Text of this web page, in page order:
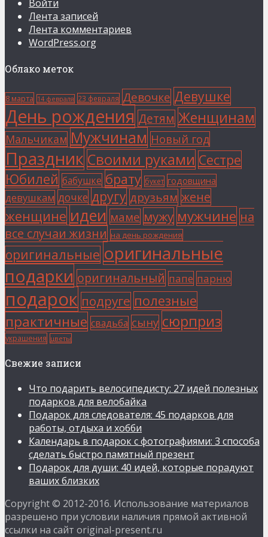
Войти
Лента записей
Лента комментариев
WordPress.org
Облако меток
8 марта 14 февраля 23 февраля Девочке Девушке
День рождения Детям Женщинам
Мальчикам Мужчинам Новый год
Праздник Своими руками Сестре
Юбилей бабушке брату букет годовщина
девушкам дочке другу друзьям жене
женщине идеи маме мужу мужчине на
все случаи жизни на день рождения
оригинальные оригинальные
подарки оригинальный папе парню
подарок подруге полезные
практичные свадьба сыну сюрприз
украшения цветы
Свежие записи
Что подарить велосипедисту: 27 идей полезных
подарков для велобайка
Подарок для следователя: 45 подарков для
работы, отдыха и хобби
Календарь в подарок с фотографиями: 3 способа
сделать быстро памятный презент
Подарок для души: 40 идей, которые порадуют
ваших близких
Copyright © 2012-2016. Использование материалов
разрешено при условии наличия прямой активной
ссылки на сайт original-present.ru